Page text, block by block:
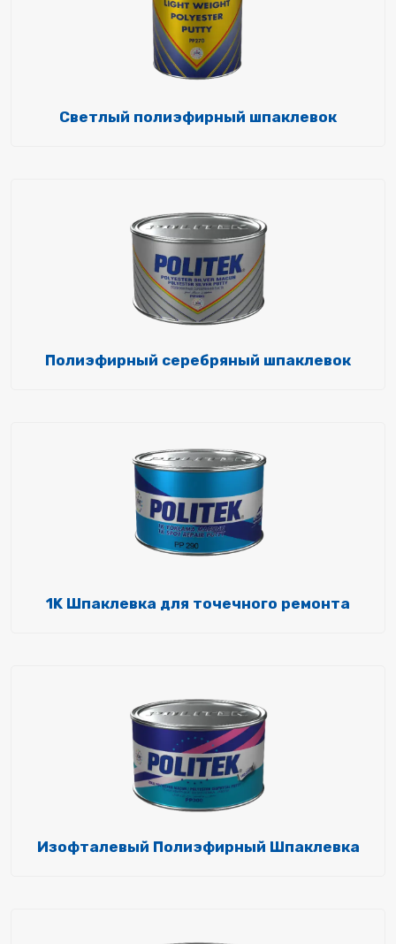
Светлый полиэфирный шпаклевок
Полиэфирный серебряный шпаклевок
1K Шпаклевка для точечного ремонта
Изофталевый Полиэфирный Шпаклевка